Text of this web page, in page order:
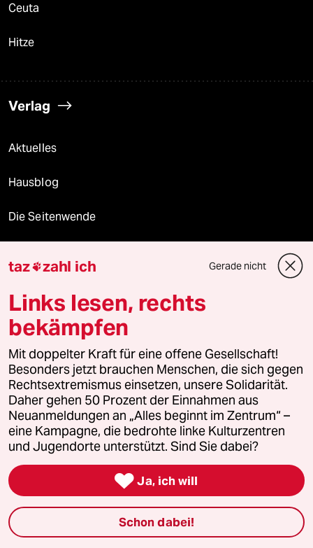
Ceuta
Hitze
Verlag
Aktuelles
Hausblog
Die Seitenwende
Unterstützen
abo
genossenschaft
recherchefonds ausland
panterstiftung
taz zahl ich Gerade nicht
Links lesen, rechts
bekämpfen
Mit doppelter Kraft für eine offene Gesellschaft!
Besonders jetzt brauchen Menschen, die sich gegen
Rechtsextremismus einsetzen, unsere Solidarität.
Daher gehen 50 Prozent der Einnahmen aus
Neuanmeldungen an „Alles beginnt im Zentrum“ –
eine Kampagne, die bedrohte linke Kulturzentren
und Jugendorte unterstützt. Sind Sie dabei?
 Ja, ich will
Schon dabei!